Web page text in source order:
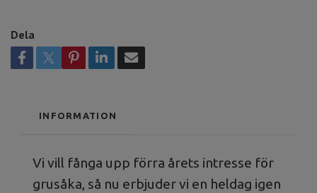
Dela
INFORMATION
Vi vill fånga upp förra årets intresse för
grusåka, så nu erbjuder vi en heldag igen